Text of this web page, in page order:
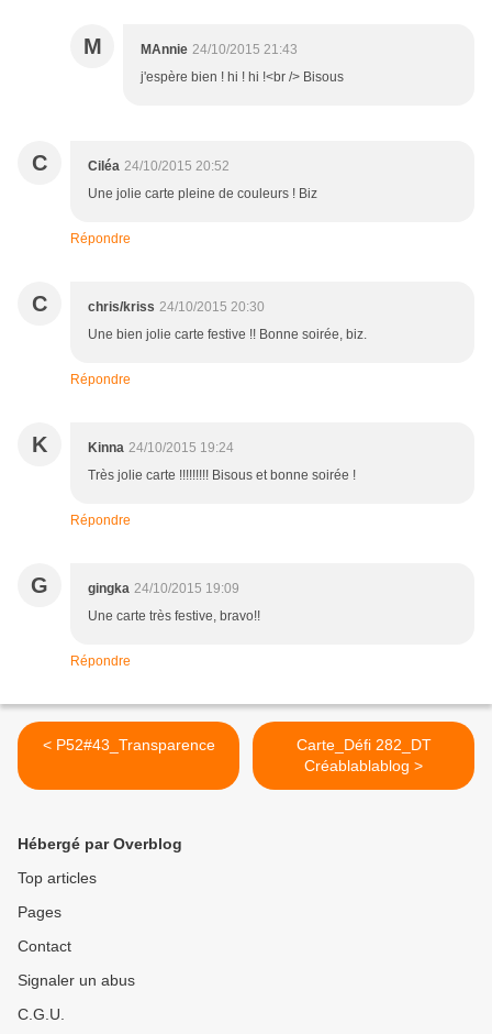
M MAnnie 24/10/2015 21:43
j'espère bien ! hi ! hi !<br /> Bisous
C Ciléa 24/10/2015 20:52
Une jolie carte pleine de couleurs ! Biz
Répondre
C chris/kriss 24/10/2015 20:30
Une bien jolie carte festive !! Bonne soirée, biz.
Répondre
K Kinna 24/10/2015 19:24
Très jolie carte !!!!!!!!! Bisous et bonne soirée !
Répondre
G gingka 24/10/2015 19:09
Une carte très festive, bravo!!
Répondre
< P52#43_Transparence
Carte_Défi 282_DT
Créablablablog >
Hébergé par Overblog
Top articles
Pages
Contact
Signaler un abus
C.G.U.